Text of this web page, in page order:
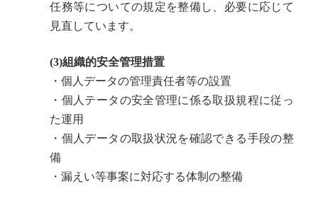
任務等についての規定を整備し、必要に応じて
見直しています。
(3)組織的安全管理措置
・個人データの管理責任者等の設置
・個人テータの安全管理に係る取扱規程に従っ
た運用
・個人データの取扱状況を確認できる手段の整
備
・漏えい等事案に対応する体制の整備